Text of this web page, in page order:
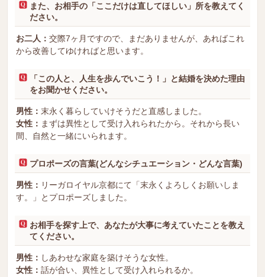
また、お相手の「ここだけは直してほしい」所を教えてく
ださい。
お二人： 交際7ヶ月ですので、まだありませんが、あればこれ
から改善してゆければと思います。
「この人と、人生を歩んでいこう！」と結婚を決めた理由
をお聞かせください。
男性： 末永く暮らしていけそうだと直感しました。
女性： まずは異性として受け入れられたから。それから長い
間、自然と一緒にいられます。
プロポーズの言葉(どんなシチュエーション・どんな言葉)
男性： リーガロイヤル京都にて「末永くよろしくお願いしま
す。」とプロポーズしました。
お相手を探す上で、あなたが大事に考えていたことを教え
てください。
男性： しあわせな家庭を築けそうな女性。
女性： 話が合い、異性として受け入れられるか。